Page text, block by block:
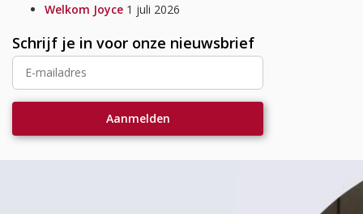
Welkom Joyce 1 juli 2026
Schrijf je in voor onze nieuwsbrief